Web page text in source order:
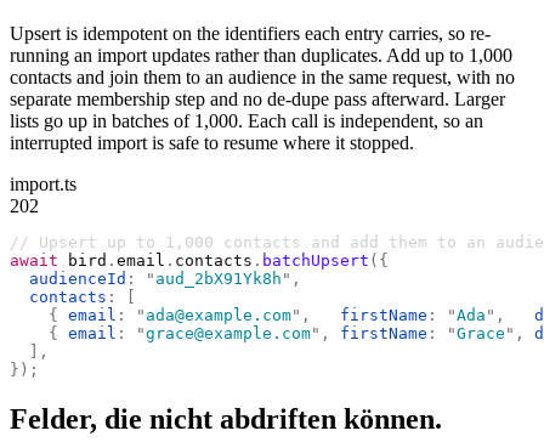
Upsert is idempotent on the identifiers each entry carries, so re-
running an import updates rather than duplicates. Add up to 1,000
contacts and join them to an audience in the same request, with no
separate membership step and no de-dupe pass afterward. Larger
lists go up in batches of 1,000. Each call is independent, so an
interrupted import is safe to resume where it stopped.
import.ts
202
// Upsert up to 1,000 contacts and add them to an
await bird . email . contacts . batchUpsert ({
  audienceId
: " aud_2bX91Yk8h " ,
  contacts
:
    {
email : " ada@example.com" ,
   firstName
: "Ada " ,
    {
email : "grace@example.com" , firstName : "Grace " ,
  ],
});
Felder, die nicht abdriften können.